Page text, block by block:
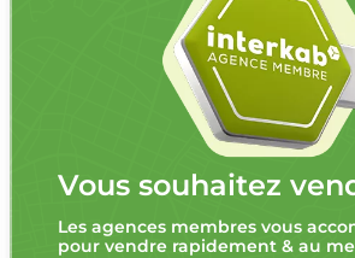
Vous souhaitez
Les agences membres vous
pour vendre rapidement & au